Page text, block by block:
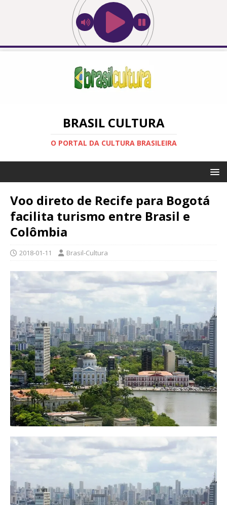
BRASIL CULTURA
O PORTAL DA CULTURA BRASILEIRA
Voo direto de Recife para Bogotá
facilita turismo entre Brasil e
Colômbia
2018-01-11 Brasil-Cultura